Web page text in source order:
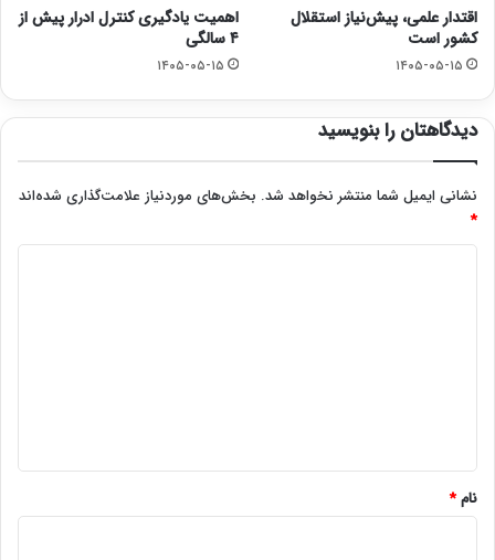
اقتدار علمی، پیش‌نیاز استقلال
کشور است
۱۴۰۵-۰۵-۱۵
اهمیت یادگیری کنترل ادرار پیش از
۴ سالگی
۱۴۰۵-۰۵-۱۵
دیدگاهتان را بنویسید
نشانی ایمیل شما منتشر نخواهد شد. بخش‌های موردنیاز علامت‌گذاری شده‌اند
*
نام*